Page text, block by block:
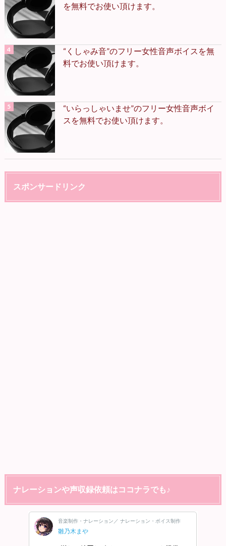
を無料でお使い頂けます。
“くしゃみ音”のフリー女性音声ボイスを無
料でお使い頂けます。
“いらっしゃいませ”のフリー女性音声ボイ
スを無料でお使い頂けます。
スポンサードリンク
ナレーションや声収録依頼はココナラでも♪